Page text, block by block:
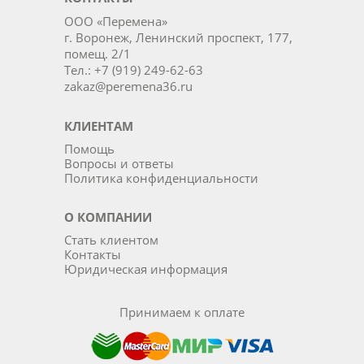
ООО «Перемена»
г. Воронеж, Ленинский проспект, 177,
помещ. 2/1
Тел.: +7 (919) 249-62-63
zakaz@peremena36.ru
КЛИЕНТАМ
Помощь
Вопросы и ответы
Политика конфиденциальности
О КОМПАНИИ
Стать клиентом
Контакты
Юридическая информация
Принимаем к оплате